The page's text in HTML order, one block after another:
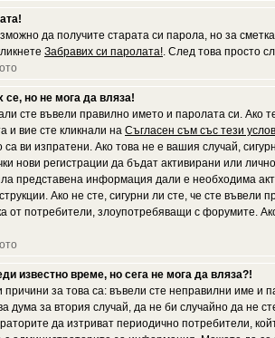
да получите старата си парола, но за
Забравих си паролата!. След това просто
се, но не мога да вляза!
сте въвели правилно името и паролата си. Ако
и вие сте кликнали на Съгласен съм със тези
са ви изпратени. Ако това не е вашия случай,
нови регистрации да бъдат активирани или
представена информация дали е необходима
Ако не сте, сигурни ли сте, че сте
от потребители, злоупотребяващи с форумите.
известно време, но сега не мога да вляза?!
за това са: въвели сте неправилни име и
дума за втория случай, да не би случайно да
да изтриват периодично потребители,